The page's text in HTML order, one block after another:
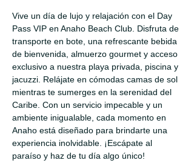
Vive un día de lujo y relajación con el Day
Pass VIP en Anaho Beach Club. Disfruta de
transporte en bote, una refrescante bebida
de bienvenida, almuerzo gourmet y acceso
exclusivo a nuestra playa privada, piscina y
jacuzzi. Relájate en cómodas camas de sol
mientras te sumerges en la serenidad del
Caribe. Con un servicio impecable y un
ambiente inigualable, cada momento en
Anaho está diseñado para brindarte una
experiencia inolvidable. ¡Escápate al
paraíso y haz de tu día algo único!